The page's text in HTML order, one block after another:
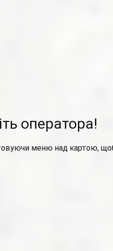
оператора!
меню над картою,